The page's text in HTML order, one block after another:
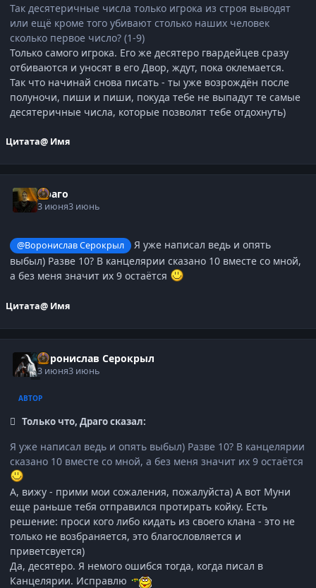
Так десятеричные числа только игрока из строя выводят
или ещё кроме того убивают столько наших человек
сколько первое число? (1-9)
Только самого игрока. Его же десятеро гвардейцев сразу
отбиваются и уносят в его Двор, ждут, пока оклемается.
Так что начинай снова писать - ты уже возрождён после
полуночи, пиши и пиши, покуда тебе не выпадут те самые
десятеричные числа, которые позволят тебе отдохнуть)
Цитата@ Имя
Драго
3 июня3 июнь
@Воронислав Серокрыл
Я уже написал ведь и опять
выбыл) Разве 10? В канцелярии сказано 10 вместе со мной,
а без меня значит их 9 остаётся
Цитата@ Имя
Воронислав Серокрыл
3 июня3 июнь
АВТОР
Только что, Драго сказал:
Я уже написал ведь и опять выбыл) Разве 10? В канцелярии
сказано 10 вместе со мной, а без меня значит их 9 остаётся
А, вижу - прими мои сожаления, пожалуйста) А вот Муни
еще раньше тебя отправился протирать койку. Есть
решение: проси кого либо кидать из своего клана - это не
только не возбраняется, это благословляется и
приветсвуется)
Да, десятеро. Я немого ошибся тогда, когда писал в
Канцелярии. Исправлю